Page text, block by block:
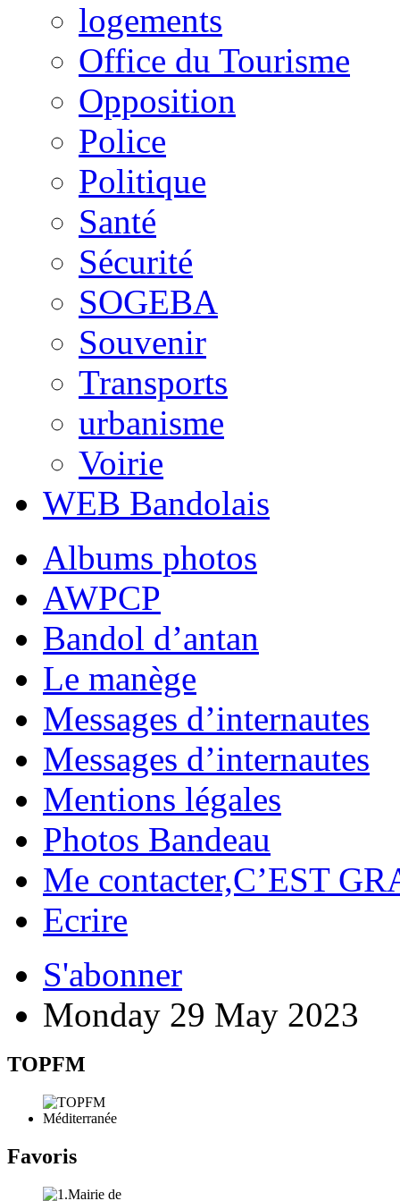
logements
Office du Tourisme
Opposition
Police
Politique
Santé
Sécurité
SOGEBA
Souvenir
Transports
urbanisme
Voirie
WEB Bandolais
Albums photos
AWPCP
Bandol d’antan
Le manège
Messages d’internautes
Messages d’internautes
Mentions légales
Photos Bandeau
Me contacter,C’EST
Ecrire
S'abonner
Monday 29 May 2023
TOPFM
Favoris